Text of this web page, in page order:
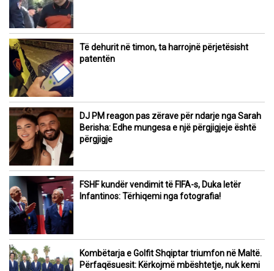
Të dehurit në timon, ta harrojnë përjetësisht
patentën
DJ PM reagon pas zërave për ndarje nga Sarah
Berisha: Edhe mungesa e një përgjigjeje është
përgjigje
FSHF kundër vendimit të FIFA-s, Duka letër
Infantinos: Tërhiqemi nga fotografia!
Kombëtarja e Golfit Shqiptar triumfon në Maltë.
Përfaqësuesit: Kërkojmë mbështetje, nuk kemi